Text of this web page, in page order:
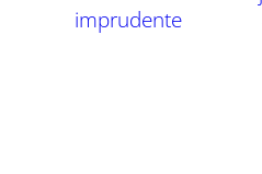
imprudente